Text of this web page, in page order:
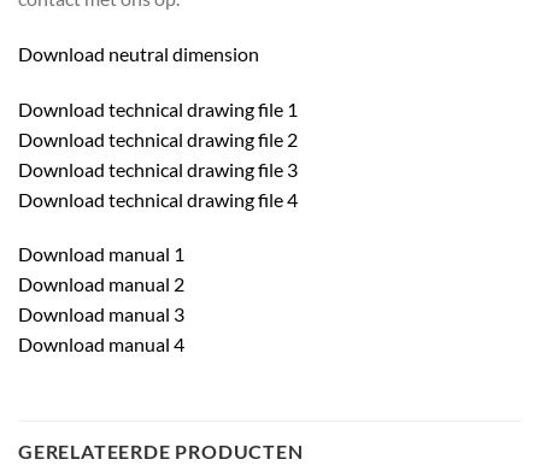
Download neutral dimension
Download technical drawing file 1
Download technical drawing file 2
Download technical drawing file 3
Download technical drawing file 4
Download manual 1
Download manual 2
Download manual 3
Download manual 4
GERELATEERDE PRODUCTEN